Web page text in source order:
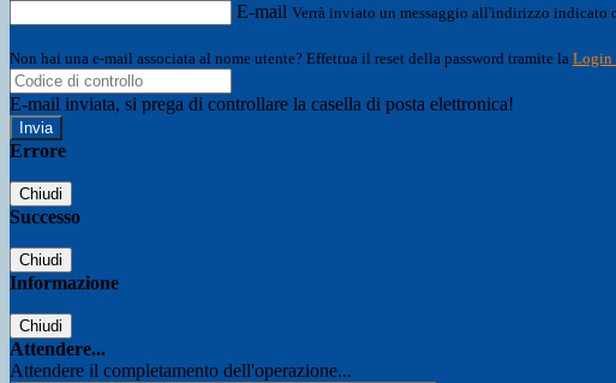
E-mail Verrà inviato un messaggio all'indirizzo indicato
Non hai una e-mail associata al nome utente? Effettua il reset della password tramite la Login
E-mail inviata, si prega di controllare la casella di posta elettronica!
Errore
Chiudi
Successo
Chiudi
Informazione
Chiudi
Attendere...
Attendere il completamento dell'operazione...